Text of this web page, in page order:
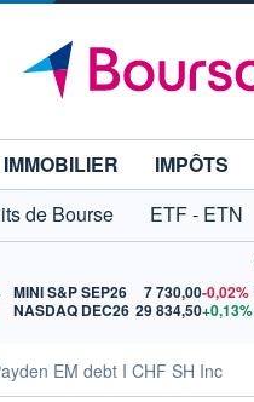
IMMOBILIER IMPÔTS
de Bourse ETF - ETN
MINI S&P SEP26 7 730,00-0,02%
NASDAQ DEC26 29 834,50+0,13%
EM debt I CHF SH Inc